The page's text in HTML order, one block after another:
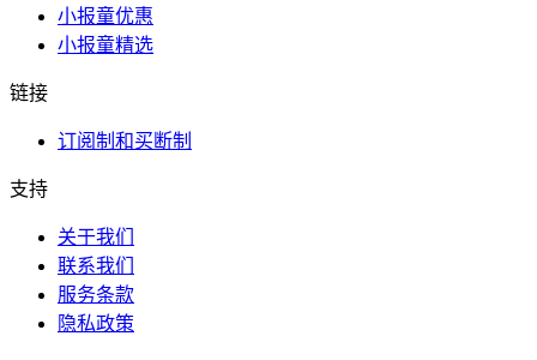
小报童优惠
小报童精选
链接
订阅制和买断制
支持
关于我们
联系我们
服务条款
隐私政策